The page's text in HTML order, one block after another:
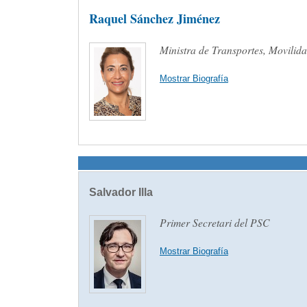
Raquel Sánchez Jiménez
Ministra de Transportes,
Mostrar Biografía
Salvador Illa
Primer Secretari del PSC
Mostrar Biografía